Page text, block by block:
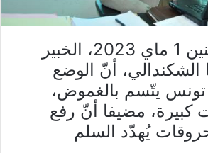
اعتبر اليوم الاثنين 1 ماي 2023، الخبير
الشكندالي، أنّ الوضع
تونس يتّسم بالغموض،
كبيرة، مضيفا أنّ رفع
يُهدّد السلم